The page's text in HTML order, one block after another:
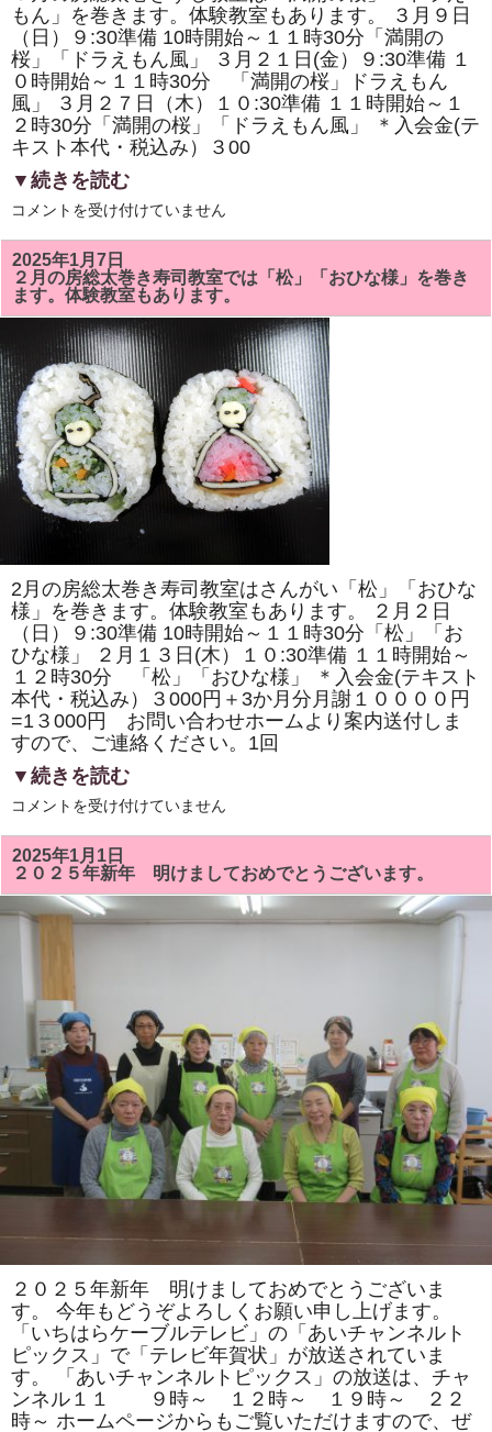
験
教
室
も
あ
り
ま
す。
は
もん」を巻きます。体験教室もあります。 ３月９日
（日）９:30準備 10時開始～１１時30分「満開の
桜」「ドラえもん風」 ３月２１日(金）９:30準備 １
０時開始～１１時30分 「満開の桜」ドラえもん
風」 ３月２７日（木）１０:30準備 １１時開始～１
２時30分「満開の桜」「ドラえもん風」 ＊入会金(テ
キスト本代・税込み）３00
▼続きを読む
3
の
房
総
太
巻
き
教
室
で
は
「満
開
の
桜」
「ド
ラ
風」
巻
き
ま
す。
体
験
教
室
も
あ
り
す。
コメントを受け付けていません
2025年1月7日
２月の房総太巻き寿司教室では「松」「おひな様」を巻き
ます。体験教室もあります。
2月の房総太巻き寿司教室はさんがい「松」「おひな
様」を巻きます。体験教室もあります。 ２月２日
（日）９:30準備 10時開始～１１時30分「松」「お
ひな様」 ２月１３日(木）１０:30準備 １１時開始～
１２時30分 「松」「おひな様」 ＊入会金(テキスト
本代・税込み）３000円＋3か月分月謝１００００円
=1３000円 お問い合わせホームより案内送付しま
すので、ご連絡ください。1回
▼続きを読む
２
の
房
総
太
巻
き
は
「松」
「お
な
様」
を
巻
験
も
り
ま
す。
は
コメントを受け付けていません
2025年1月1日
２０２５年新年 明けましておめでとうございます。
２０２５年新年 明けましておめでとうございま
す。 今年もどうぞよろしくお願い申し上げます。
「いちはらケーブルテレビ」の「あいチャンネルト
ピックス」で「テレビ年賀状」が放送されていま
す。 「あいチャンネルトピックス」の放送は、チャ
ンネル１１ ９時～ １２時～ １９時～ ２２
時～ ホームページからもご覧いただけますので、ぜ